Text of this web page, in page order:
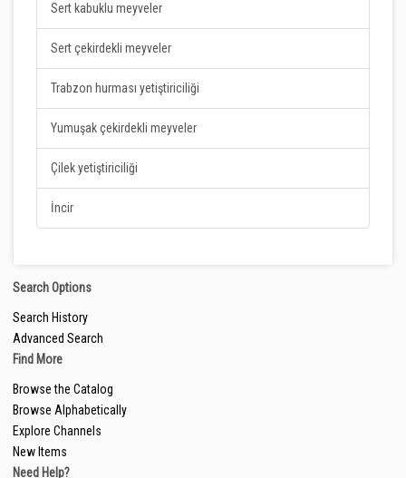
Sert kabuklu meyveler
Sert çekirdekli meyveler
Trabzon hurması yetiştiriciliği
Yumuşak çekirdekli meyveler
Çilek yetiştiriciliği
İncir
Search Options
Search History
Advanced Search
Find More
Browse the Catalog
Browse Alphabetically
Explore Channels
New Items
Need Help?